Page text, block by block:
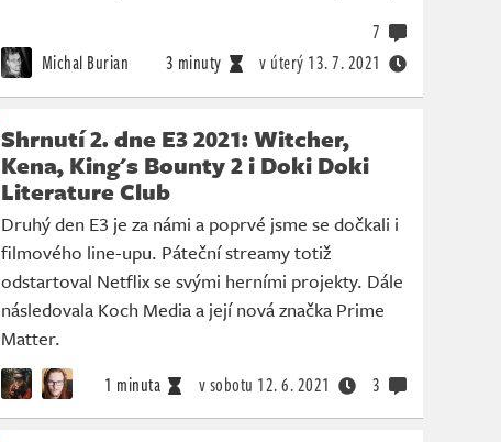
Michal Burian 3 minuty v úterý 13. 7. 2021
7
Shrnutí 2. dne E3 2021: Witcher,
Kena, King's Bounty 2 i Doki Doki
Literature Club
Druhý den E3 je za námi a poprvé jsme se dočkali i
filmového line-upu. Páteční streamy totiž
odstartoval Netflix se svými herními projekty. Dále
následovala Koch Media a její nová značka Prime
Matter.
1 minuta v sobotu 12. 6. 2021 3